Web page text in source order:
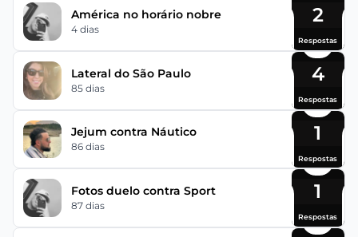
América no horário nobre
4 dias
2
Respostas
Lateral do São Paulo
85 dias
4
Respostas
Jejum contra Náutico
86 dias
1
Respostas
Fotos duelo contra Sport
87 dias
1
Respostas